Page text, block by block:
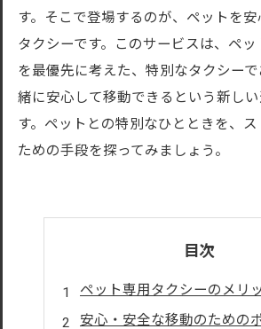
す。そこで登場するのが、ペットを
タクシーです。このサービスは、ペ
を最優先に考えた、特別なタクシー
緒に安心して移動できるという新し
す。ペットとの特別なひとときを、
ための手段を探ってみましょう。
目次
ペット専用タクシーのメリ
安心・安全な移動のための